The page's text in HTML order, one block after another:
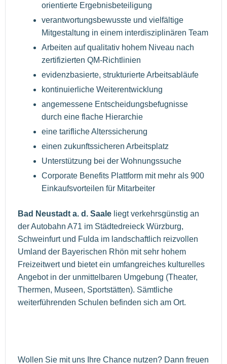
orientierte Ergebnisbeteiligung
verantwortungsbewusste und vielfältige
Mitgestaltung in einem interdisziplinären Team
Arbeiten auf qualitativ hohem Niveau nach
zertifizierten QM-Richtlinien
evidenzbasierte, strukturierte Arbeitsabläufe
kontinuierliche Weiterentwicklung
angemessene Entscheidungsbefugnisse
durch eine flache Hierarchie
eine tarifliche Alterssicherung
einen zukunftssicheren Arbeitsplatz
Unterstützung bei der Wohnungssuche
Corporate Benefits Plattform mit mehr als 900
Einkaufsvorteilen für Mitarbeiter
Bad Neustadt a. d. Saale liegt verkehrsgünstig an
der Autobahn A71 im Städtedreieck Würzburg,
Schweinfurt und Fulda im landschaftlich reizvollen
Umland der Bayerischen Rhön mit sehr hohem
Freizeitwert und bietet ein umfangreiches kulturelles
Angebot in der unmittelbaren Umgebung (Theater,
Thermen, Museen, Sportstätten). Sämtliche
weiterführenden Schulen befinden sich am Ort.
Wollen Sie mit uns Ihre Chance nutzen? Dann freuen